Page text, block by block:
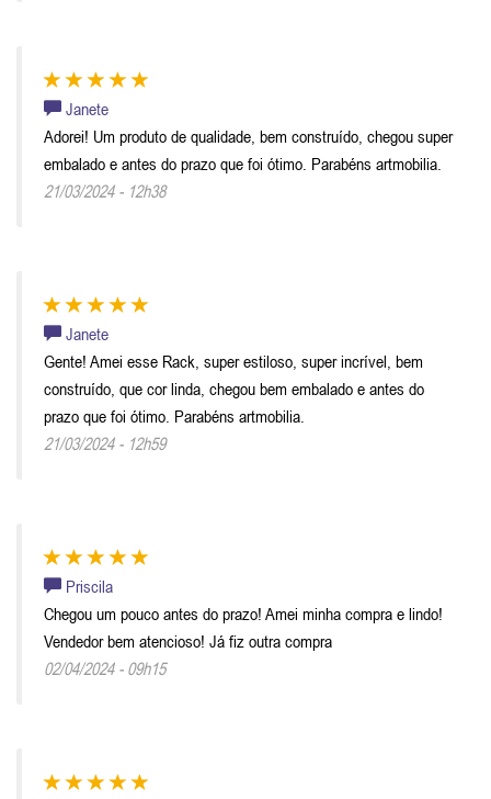
Janete
Adorei! Um produto de qualidade, bem construído, chegou super
embalado e antes do prazo que foi ótimo. Parabéns artmobilia.
21/03/2024 - 12h38
Janete
Gente! Amei esse Rack, super estiloso, super incrível, bem
construído, que cor linda, chegou bem embalado e antes do
prazo que foi ótimo. Parabéns artmobilia.
21/03/2024 - 12h59
Priscila
Chegou um pouco antes do prazo! Amei minha compra e lindo!
Vendedor bem atencioso! Já fiz outra compra
02/04/2024 - 09h15